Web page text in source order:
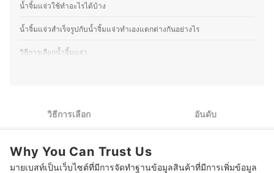
อาหารที่สะดวกและเหมาะสมกับไลฟ์สไตล์ของแต่ละคน เพื่อ
ประวัติของ วรวลัญช์ โคตะ (นิว)
น้ำจิ้มแจ่วใช้ทำอะไรได้บ้าง
น้ำจิ้มแจ่วสำเร็จรูปกับน้ำจิ้มแจ่วทำเองแตกต่างกันอย่างไร
วิธีการเลือกน้ำจิ้มแจ่ว
โซเดียม
เลือกขนาดและบรรจุภัณฑ์ของน้ำจิ้มแจ่วให้เหมาะกับความต้องการ
ใช้งาน
วิธีการเลือก อันดับ
Why You Can Trust Us
มายเบสท์เป็นเว็บไซต์ที่มีการจัดทำฐานข้อมูลสินค้าที่มีการเพิ่มข้อมูล